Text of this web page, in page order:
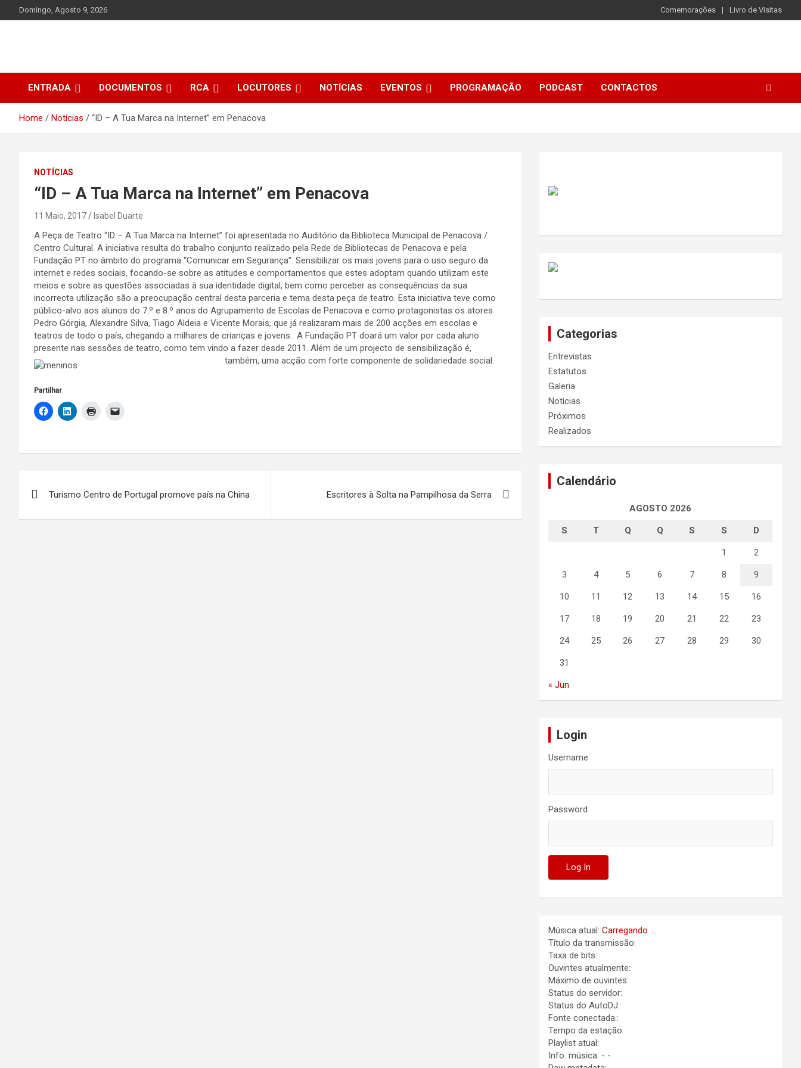
to
Domingo, Agosto 9, 2026 Comemorações Livro de Visitas
ENTRADA DOCUMENTOS RCA LOCUTORES NOTÍCIAS EVENTOS PROGRAMAÇÃO PODCAST CONTACTOS
Home Notícias “ID – A Tua Marca na Internet” em Penacova
NOTÍCIAS
“ID – A Tua Marca na Internet” em Penacova
11 Maio, 2017 Isabel Duarte
A Peça de Teatro “ID – A Tua Marca na Internet” foi apresentada no Auditório da Biblioteca Municipal de Penacova /
Centro Cultural. A iniciativa resulta do trabalho conjunto realizado pela Rede de Bibliotecas de Penacova e pela
Fundação PT no âmbito do programa “Comunicar em Segurança”. Sensibilizar os mais jovens para o uso seguro da
internet e redes sociais, focando-se sobre as atitudes e comportamentos que estes adoptam quando utilizam este
meios e sobre as questões associadas à sua identidade digital, bem como perceber as consequências da sua
incorrecta utilização são a preocupação central desta parceria e tema desta peça de teatro. Esta iniciativa teve como
público-alvo aos alunos do 7.º e 8.º anos do Agrupamento de Escolas de Penacova e como protagonistas os atores
Pedro Górgia, Alexandre Silva, Tiago Aldeia e Vicente Morais, que já realizaram mais de 200 acções em escolas e
teatros de todo o país, chegando a milhares de crianças e jovens. A Fundação PT doará um valor por cada aluno
presente nas sessões de teatro, como tem vindo a fazer desde 2011. Além de um projecto de sensibilização é,
também, uma acção com forte componente de solidariedade social.
Partilhar
Turismo Centro de Portugal promove país na China Escritores à Solta na Pampilhosa da Serra
Categorias
Entrevistas
Estatutos
Galeria
Notícias
Próximos
Realizados
Calendário
AGOSTO 2026
S T Q Q S S D
1 2
3 4 5 6 7 8 9
10 11 12 13 14 15 16
17 18 19 20 21 22 23
24 25 26 27 28 29 30
31
« Jun
Login
Username
Password
Música atual:Carregando ...
Título da transmissão:
Taxa de bits:
Ouvintes atualmente:
Máximo de ouvintes:
Status do servidor:
Status do AutoDJ:
Fonte conectada.:
Tempo da estação:
Playlist atual:
Info. música: - -